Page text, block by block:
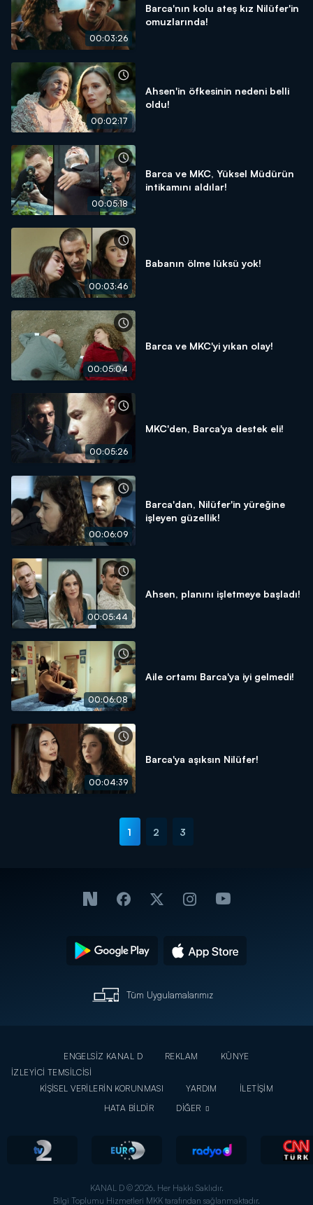
00:03:26
Barca'nın kolu ateş kız Nilüfer'in
omuzlarında!
00:02:17
Ahsen'in öfkesinin nedeni belli
oldu!
00:05:18
Barca ve MKC, Yüksel Müdürün
intikamını aldılar!
00:03:46
Babanın ölme lüksü yok!
00:05:04
Barca ve MKC'yi yıkan olay!
00:05:26
MKC'den, Barca'ya destek eli!
00:06:09
Barca'dan, Nilüfer'in yüreğine
işleyen güzellik!
00:05:44
Ahsen, planını işletmeye başladı!
00:06:08
Aile ortamı Barca'ya iyi gelmedi!
00:04:39
Barca'ya aşıksın Nilüfer!
1 2 3
Tüm Uygulamalarımız
ENGELSİZ KANAL D REKLAM
KÜNYE
İZLEYİCİ TEMSİLCİSİ
KİŞİSEL VERİLERİN KORUNMASI
YARDIM
İLETİŞİM
HATA BİLDİR
DİĞER
KANAL D © 2026. Her Hakkı Saklıdır.
Bilgi Toplumu Hizmetleri MKK tarafından sağlanmaktadır.